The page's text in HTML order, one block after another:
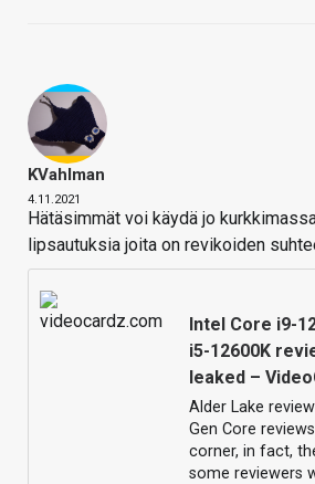
KVahlman
4.11.2021
Hätäsimmät voi käydä jo
lipsautuksia joita on revikoiden
Intel Core i9-
i5-12600K
leaked –
Alder Lake
Gen Core
corner, in fact,
some reviewers